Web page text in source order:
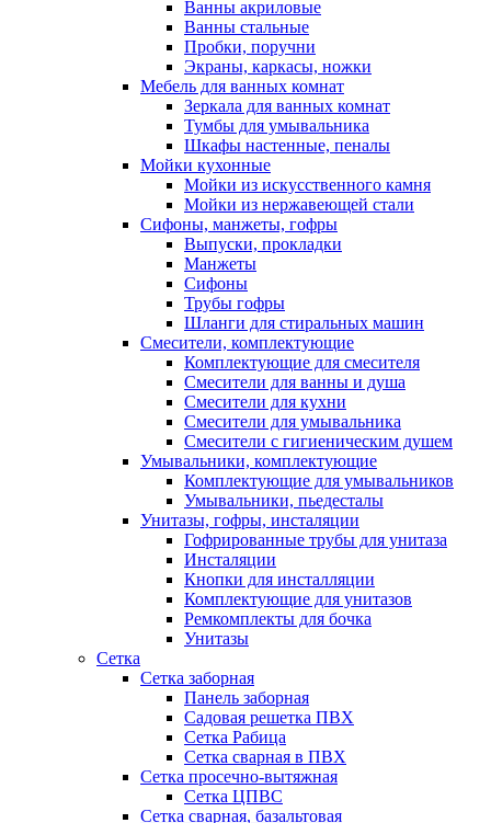
Ванны акриловые
Ванны стальные
Пробки, поручни
Экраны, каркасы, ножки
Мебель для ванных комнат
Зеркала для ванных комнат
Тумбы для умывальника
Шкафы настенные, пеналы
Мойки кухонные
Мойки из искусственного камня
Мойки из нержавеющей стали
Сифоны, манжеты, гофры
Выпуски, прокладки
Манжеты
Сифоны
Трубы гофры
Шланги для стиральных машин
Смесители, комплектующие
Комплектующие для смесителя
Смесители для ванны и душа
Смесители для кухни
Смесители для умывальника
Смесители с гигиеническим душем
Умывальники, комплектующие
Комплектующие для умывальников
Умывальники, пьедесталы
Унитазы, гофры, инсталяции
Гофрированные трубы для унитаза
Инсталяции
Кнопки для инсталляции
Комплектующие для унитазов
Ремкомплекты для бочка
Унитазы
Сетка
Сетка заборная
Панель заборная
Садовая решетка ПВХ
Сетка Рабица
Сетка сварная в ПВХ
Сетка просечно-вытяжная
Сетка ЦПВС
Сетка сварная, базальтовая